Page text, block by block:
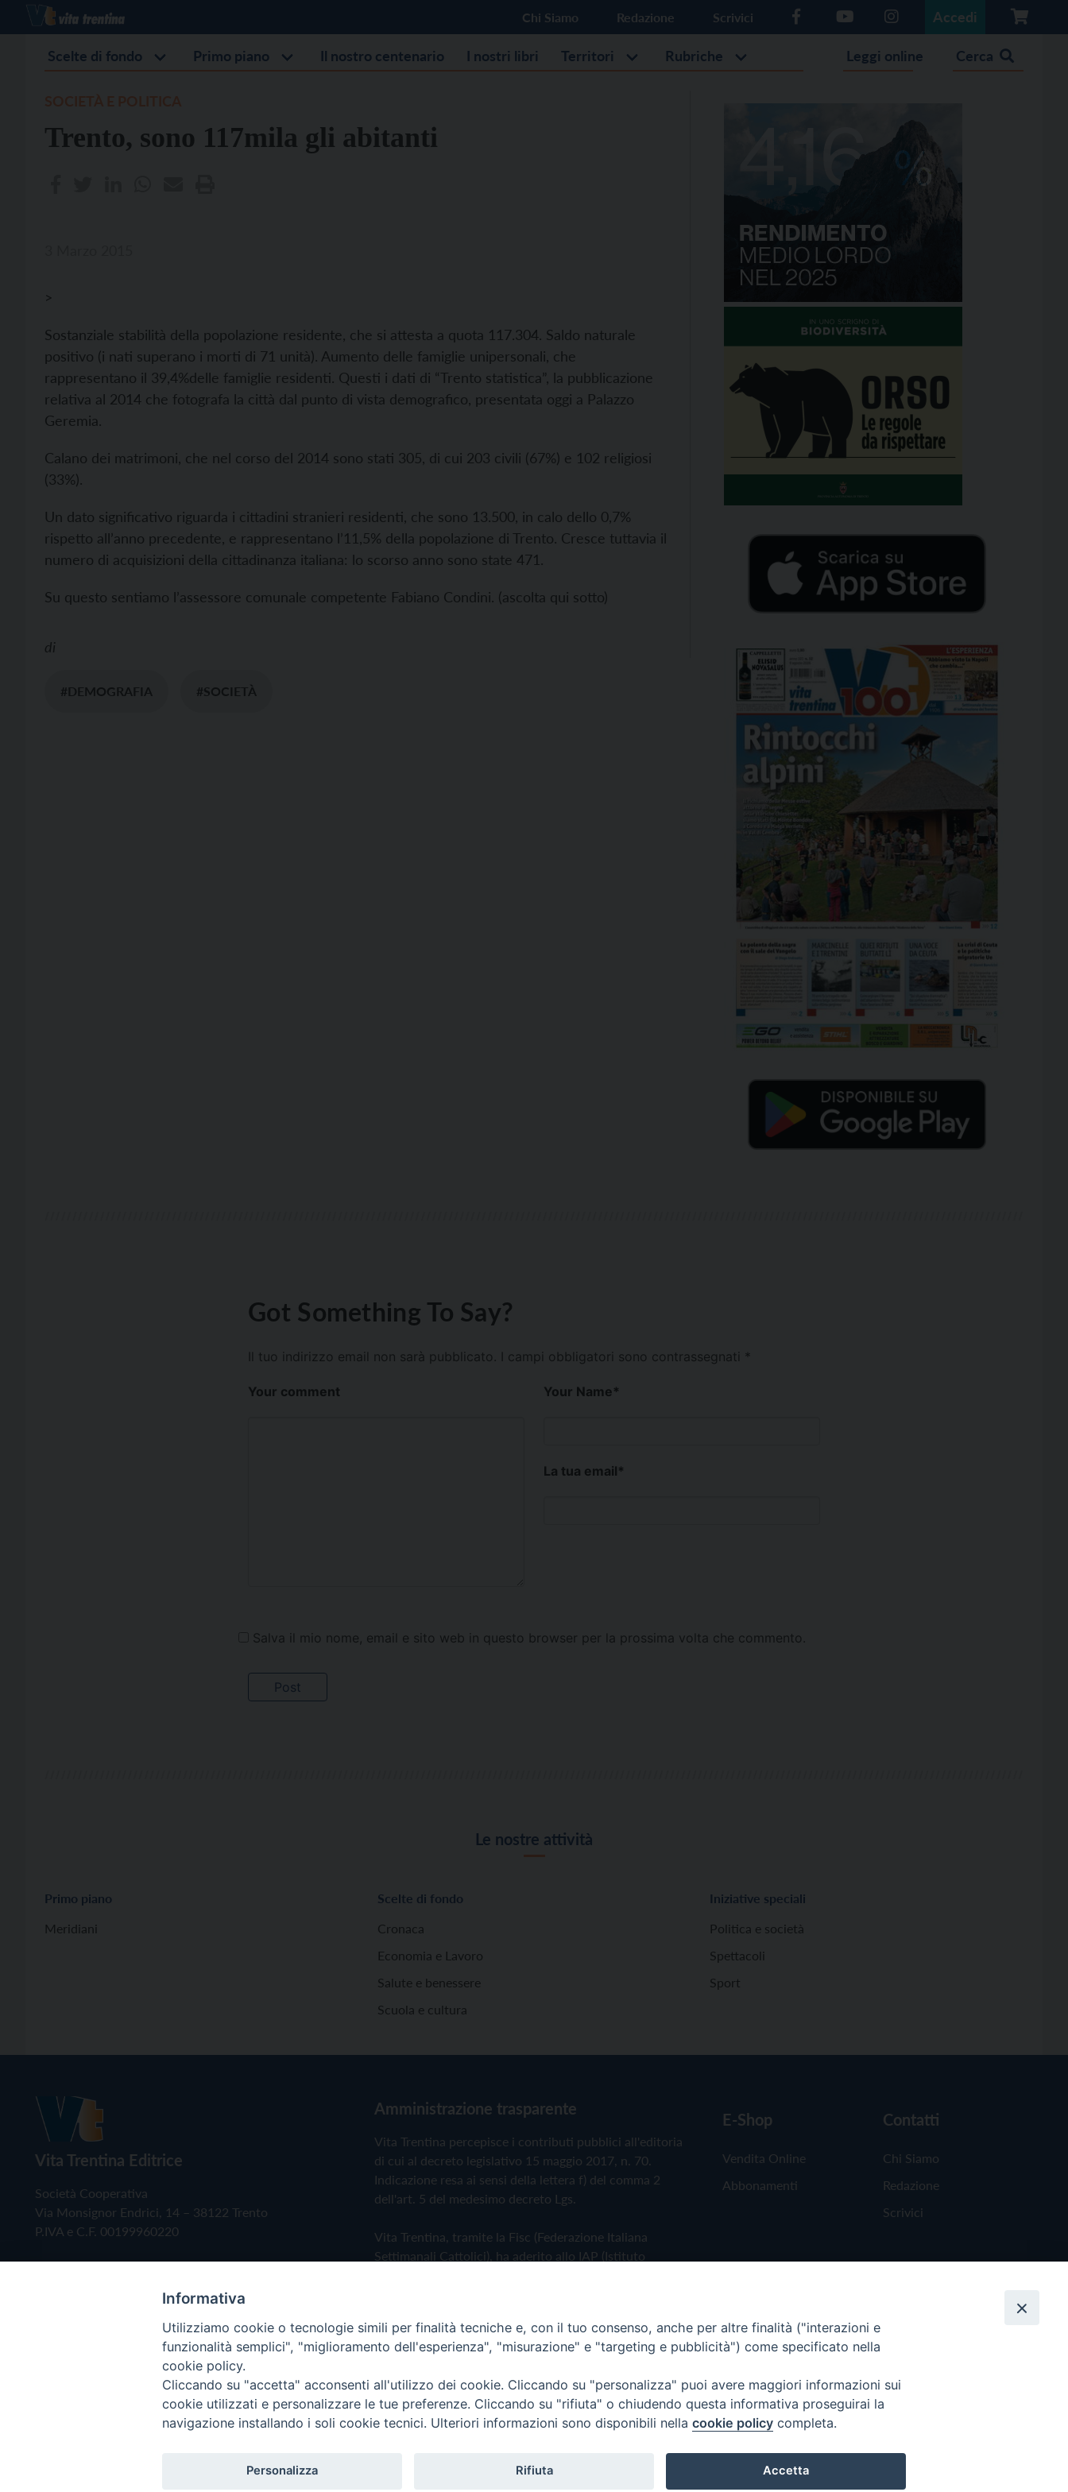
Chi Siamo Redazione Scrivici Accedi
Scelte di fondo Primo piano Il nostro centenario I nostri libri Territori Rubriche Leggi online Cerca
Trento, sono 117mila gli abitanti
>
Sostanziale stabilità della popolazione residente, che si attesta a quota 117.304. Saldo naturale
positivo (i nati superano i morti di 71 unità). Aumento delle famiglie unipersonali, che
rappresentano il 39,4%delle famiglie residenti. Questi i dati di “Trento statistica”, la pubblicazione
relativa al 2014 che fotografa la città dal punto di vista demografico, presentata oggi a Palazzo
Geremia.
Calano dei matrimoni, che nel corso del 2014 sono stati 305, di cui 203 civili (67%) e 102 religiosi
(33%).
Un dato significativo riguarda i cittadini stranieri residenti, che sono 13.500, in calo dello 0,7%
rispetto all’anno precedente, e rappresentano l’11,5% della popolazione di Trento. Cresce tuttavia il
numero di acquisizioni della cittadinanza italiana: lo scorso anno sono state 471.
Su questo sentiamo l’assessore comunale competente Fabiano Condini. (ascolta qui sotto)
di
#DEMOGRAFIA #SOCIETÀ
Got Something To Say?
Il tuo indirizzo email non sarà pubblicato. I campi obbligatori sono contrassegnati *
Your comment Your Name*
La tua email*
Salva il mio nome, email e sito web in questo browser per la prossima volta che commento.
Le nostre attività
Primo piano
Meridiani
Scelte di fondo
Cronaca
Economia e Lavoro
Salute e benessere
Scuola e cultura
Iniziative speciali
Politica e società
Spettacoli
Sport
Vita Trentina Editrice
Società Cooperativa
Via Monsignor Endrici, 14 – 38122 Trento
P.IVA e C.F. 00199960220
Amministrazione trasparente
Vita Trentina percepisce i contributi pubblici all'editoria
di cui al decreto legislativo 15 maggio 2017, n. 70.
Indicazione resa ai sensi della lettera f) del comma 2
dell'art. 5 del medesimo decreto Lgs.
Vita Trentina, tramite la Fisc (Federazione Italiana
Settimanali Cattolici), ha aderito allo IAP (Istituto
Privacy Policy Cookie Policy
E-Shop
Vendita Online
Abbonamenti
Contatti
Chi Siamo
Redazione
Scrivici
Copyright © 2019 - Tutti i diritti riservati - Vita Trentina Editrice
Informativa
Utilizziamo cookie o tecnologie simili per finalità tecniche e, con il tuo consenso, anche per altre finalità ("interazioni e
funzionalità semplici", "miglioramento dell'esperienza", "misurazione" e "targeting e pubblicità") come specificato nella
cookie policy.
Cliccando su "accetta" acconsenti all'utilizzo dei cookie. Cliccando su "personalizza" puoi avere maggiori informazioni sui
cookie utilizzati e personalizzare le tue preferenze. Cliccando su "rifiuta" o chiudendo questa informativa proseguirai la
navigazione installando i soli cookie tecnici. Ulteriori informazioni sono disponibili nella cookie policy completa.
Personalizza Rifiuta Accetta